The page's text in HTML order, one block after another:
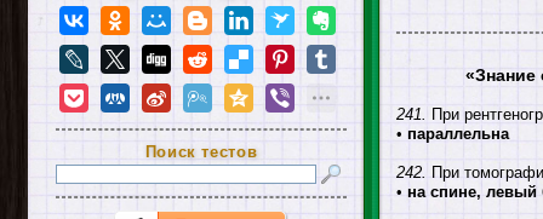
«Знание
241.
При
• параллельна
242. При
• на спине, левый
Поиск тестов